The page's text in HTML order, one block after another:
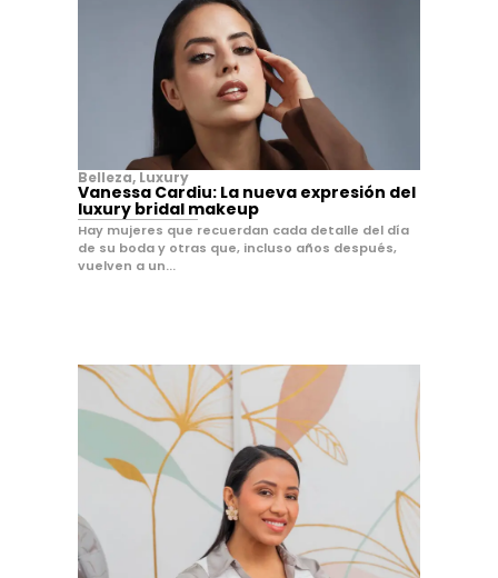
Belleza, Luxury
Vanessa Cardiu: La nueva expresión del
luxury bridal makeup
Hay mujeres que recuerdan cada detalle del día
de su boda y otras que, incluso años después,
vuelven a un...